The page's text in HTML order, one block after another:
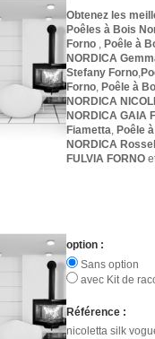
Obtenez les
Poêles à Bois
Forno , Poêle à
NORDICA
Stefany Forno,
Forno, Poêle à
NORDICA
NORDICA GAIA
Fiametta, Poêle
NORDICA
FULVIA FORNO
option :
Sans option
avec Kit de
Référence :
nicoletta silk